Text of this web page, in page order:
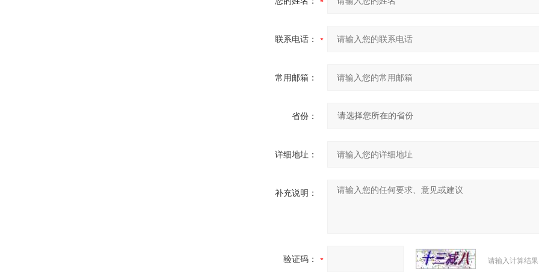
联系电话：
常用邮箱：
省份：
详细地址：
补充说明：
验证码： 请输入计算结